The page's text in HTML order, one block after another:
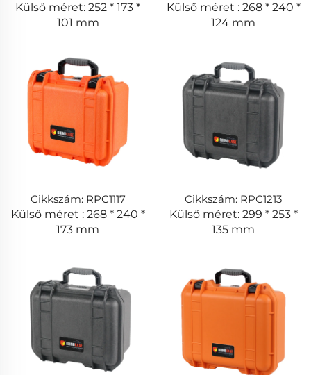
Külső méret: 252 * 173 *
101 mm
Külső méret : 268 * 240 *
124 mm
Cikkszám: RPC1117
Külső méret : 268 * 240 *
173 mm
Cikkszám: RPC1213
Külső méret: 299 * 253 *
135 mm